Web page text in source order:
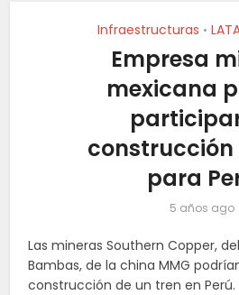
Infraestructuras •
Empresa
mexicana
construcción
para
5 años ago
Las mineras Southern Copper,
Bambas, de la china MMG
construcción de un tren en Perú.